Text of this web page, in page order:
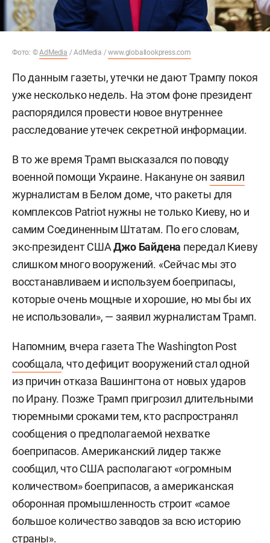
Фото: ©AdMedia / AdMedia /www.globallookpress.com
По данным газеты, утечки не дают Трампу покоя
уже несколько недель. На этом фоне президент
распорядился провести новое внутреннее
расследование утечек секретной информации.
В то же время Трамп высказался по поводу
военной помощи Украине. Накануне он заявил
журналистам в Белом доме, что ракеты для
комплексов Patriot нужны не только Киеву, но и
самим Соединенным Штатам. По его словам,
экс-президент СШАДжо Байдена передал Киеву
слишком много вооружений. «Сейчас мы это
восстанавливаем и используем боеприпасы,
которые очень мощные и хорошие, но мы бы их
не использовали», — заявил журналистам Трамп.
Напомним, вчера газета The Washington Post
сообщала, что дефицит вооружений стал одной
из причин отказа Вашингтона от новых ударов
по Ирану. Позже Трамп пригрозил длительными
тюремными сроками тем, кто распространял
сообщения о предполагаемой нехватке
боеприпасов. Американский лидер также
сообщил, что США располагают «огромным
количеством» боеприпасов, а американская
оборонная промышленность строит «самое
большое количество заводов за всю историю
страны».